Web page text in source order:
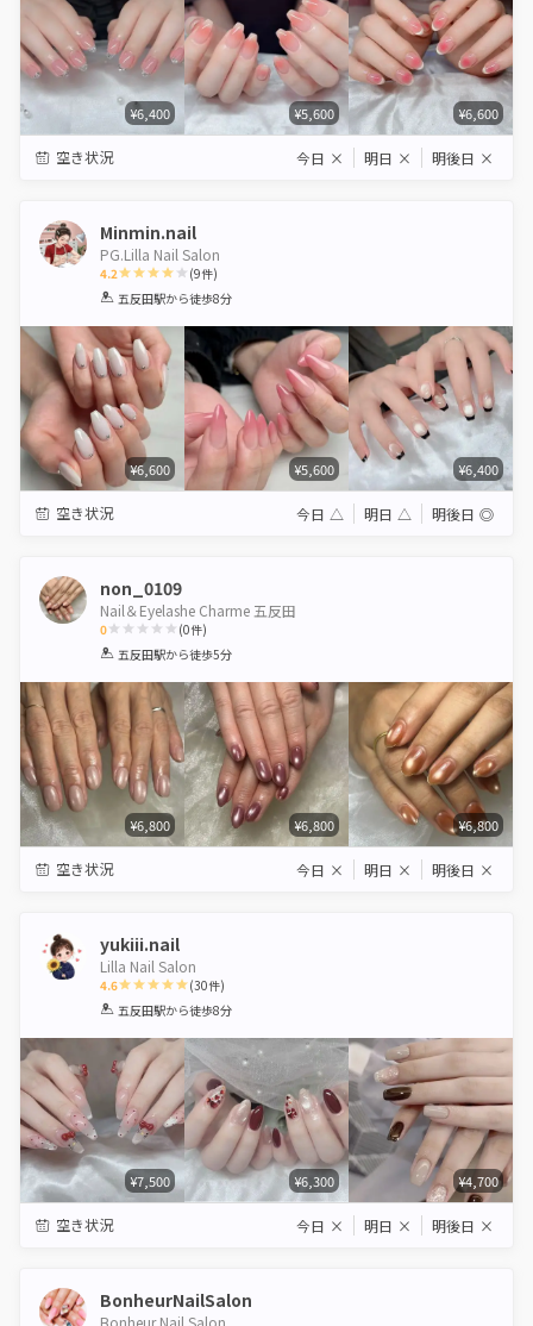
¥6,400 ¥5,600 ¥6,600
空き状況 今日 × 明日 × 明後日 ×
Minmin.nail
PG.Lilla Nail Salon
4.2
1 2 3 4 5
(9件)
五反田駅から徒歩8分
¥6,600 ¥5,600 ¥6,400
空き状況 今日 △ 明日 △ 明後日 ◎
non_0109
Nail＆Eyelashe Charme 五反田
0
1 2 3 4 5
(0件)
五反田駅から徒歩5分
¥6,800 ¥6,800 ¥6,800
空き状況 今日 × 明日 × 明後日 ×
yukiii.nail
Lilla Nail Salon
4.6
1 2 3 4 5
(30件)
五反田駅から徒歩8分
¥7,500 ¥6,300 ¥4,700
空き状況 今日 × 明日 × 明後日 ×
BonheurNailSalon
Bonheur Nail Salon